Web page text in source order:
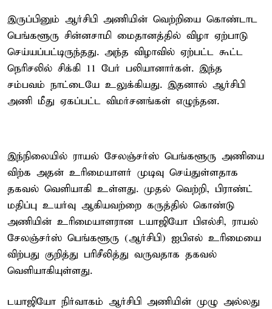
இருப்பினும் ஆர்சிபி அணியின் வெற்றியை கொண்டாட
பெங்களூரு சின்னசாமி மைதானத்தில் விழா ஏற்பாடு
செய்யப்பட்டிருந்தது. அந்த விழாவில் ஏற்பட்ட கூட்ட
நெரிசலில் சிக்கி 11 பேர் பலியானார்கள். இந்த
சம்பவம் நாட்டையே உலுக்கியது. இதனால் ஆர்சிபி
அணி மீது ஏகப்பட்ட விமர்சனங்கள் எழுந்தன.
இந்நிலையில் ராயல் சேலஞ்சர்ஸ் பெங்களூரு அணியை
விற்க அதன் உரிமையாளர் முடிவு செய்துள்ளதாக
தகவல் வெளியாகி உள்ளது. முதல் வெற்றி, பிராண்ட்
மதிப்பு உயர்வு ஆகியவற்றை கருத்தில் கொண்டு
அணியின் உரிமையாளரான டயாஜியோ பிஎல்சி, ராயல்
சேலஞ்சர்ஸ் பெங்களூரு (ஆர்சிபி) ஐபிஎல் உரிமையை
விற்பது குறித்து பரிசீலித்து வருவதாக தகவல்
வெளியாகியுள்ளது.
டயாஜியோ நிர்வாகம் ஆர்சிபி அணியின் முழு அல்லது